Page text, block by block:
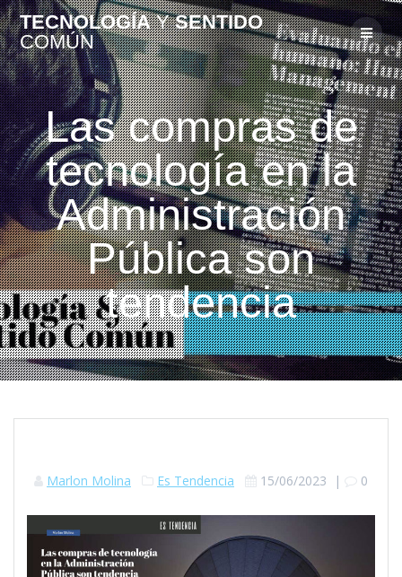
TECNOLOGÍAYSENTIDO
COMÚN
Las compras de
tecnología en la
Administración
Pública son
tendencia
Marlon Molina Es Tendencia 15/06/2023 | 0